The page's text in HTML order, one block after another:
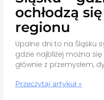
ochłodzą
regionu
Upalne dni to na Śląsku
gdzie najbliżej można
głównie z przemysłem,
Przeczytaj artykuł »